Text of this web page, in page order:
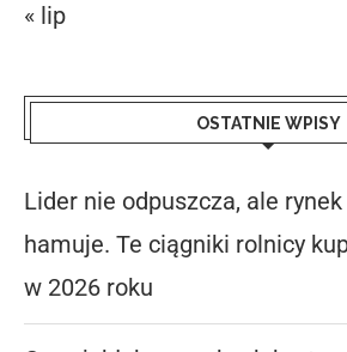
« lip
OSTATNIE WPISY
Lider nie odpuszcza, ale
hamuje. Te ciągniki rolnicy
w 2026 roku